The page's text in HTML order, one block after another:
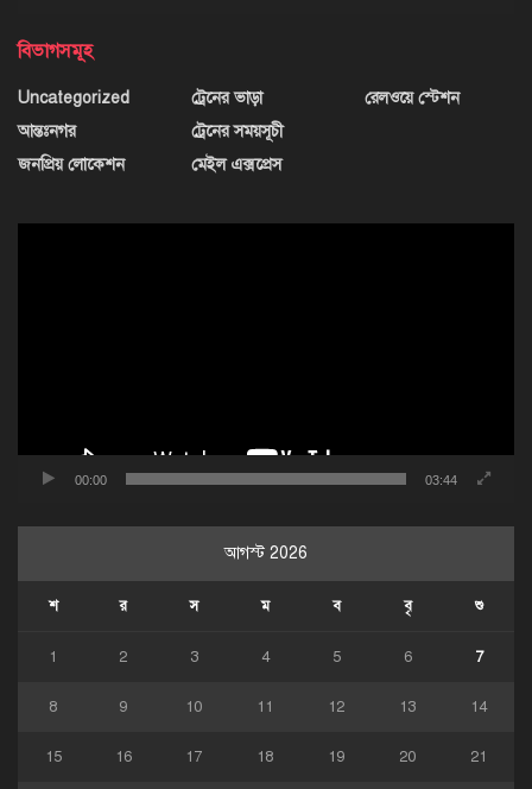
বিভাগসমূহ
Uncategorized
আন্তঃনগর
জনপ্রিয় লোকেশন
ট্রেনের ভাড়া
ট্রেনের সময়সূচী
মেইল এক্সপ্রেস
রেলওয়ে স্টেশন
00:00 03:44
আগস্ট 2026
শ র স ম ব বৃ শু
1 2 3 4 5 6 7
8 9 10 11 12 13 14
15 16 17 18 19 20 21